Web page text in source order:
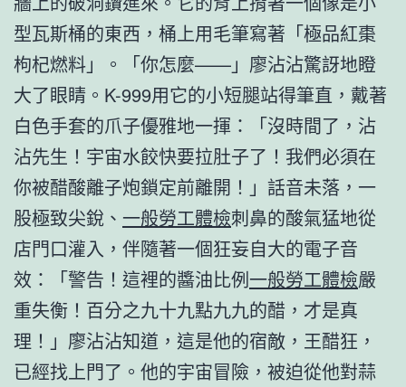
型瓦斯桶的東西，桶上用毛筆寫著「極品紅棗
枸杞燃料」。「你怎麼——」廖沾沾驚訝地瞪
大了眼睛。K-999用它的小短腿站得筆直，戴著
白色手套的爪子優雅地一揮：「沒時間了，沾
沾先生！宇宙水餃快要拉肚子了！我們必須在
你被醋酸離子炮鎖定前離開！」話音未落，一
股極致尖銳、 一般勞工體檢刺鼻的酸氣猛地從
店門口灌入，伴隨著一個狂妄自大的電子音
效：「警告！這裡的醬油比例一般勞工體檢嚴
重失衡！百分之九十九點九九的醋，才是真
理！」廖沾沾知道，這是他的宿敵，王醋狂，
已經找上門了。他的宇宙冒險，被迫從他對蒜